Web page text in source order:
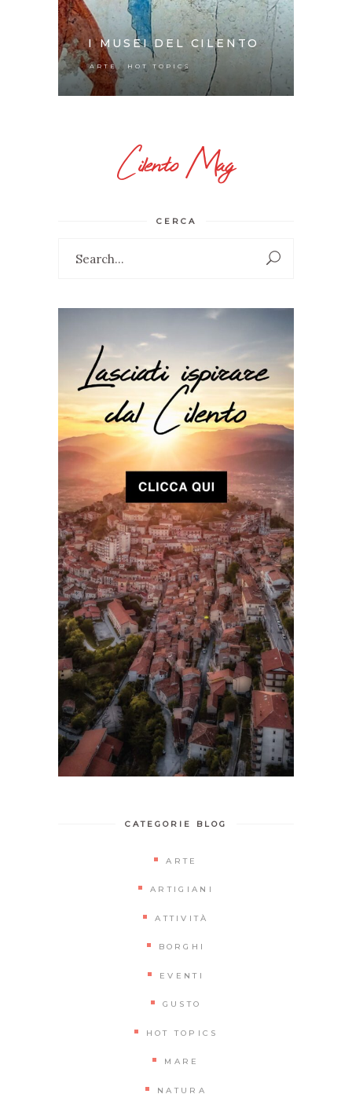
I MUSEI DEL CILENTO
ARTE , HOT TOPICS
Cilento Mag
CERCA
CATEGORIE BLOG
ARTE
ARTIGIANI
ATTIVITÀ
BORGHI
EVENTI
GUSTO
HOT TOPICS
MARE
NATURA